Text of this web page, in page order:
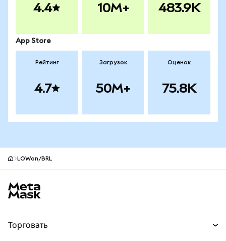
4.4 10M+ 483.9K
App Store
Рейтинг
4.7
Загрузок
50M+
Оценок
75.8K
LOWon/BRL
Торговать